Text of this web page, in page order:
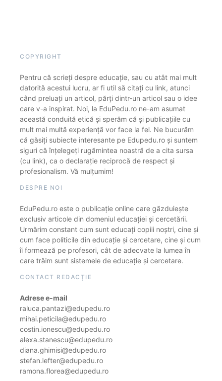
COPYRIGHT
Pentru că scrieți despre educație, sau cu atât mai mult
datorită acestui lucru, ar fi util să citați cu link, atunci
când preluați un articol, părți dintr-un articol sau o idee
care v-a inspirat. Noi, la EduPedu.ro ne-am asumat
această conduită etică și sperăm că și publicațiile cu
mult mai multă experiență vor face la fel. Ne bucurăm
că găsiți subiecte interesante pe Edupedu.ro și suntem
siguri că înțelegeți rugămintea noastră de a cita sursa
(cu link), ca o declarație reciprocă de respect și
profesionalism. Vă mulțumim!
DESPRE NOI
EduPedu.ro este o publicație online care găzduiește
exclusiv articole din domeniul educației și cercetării.
Urmărim constant cum sunt educați copiii noștri, cine și
cum face politicile din educație și cercetare, cine și cum
îi formează pe profesori, cât de adecvate la lumea în
care trăim sunt sistemele de educație și cercetare.
CONTACT REDACȚIE
Adrese e-mail
raluca.pantazi@edupedu.ro
mihai.peticila@edupedu.ro
costin.ionescu@edupedu.ro
alexa.stanescu@edupedu.ro
diana.ghimisi@edupedu.ro
stefan.lefter@edupedu.ro
ramona.florea@edupedu.ro